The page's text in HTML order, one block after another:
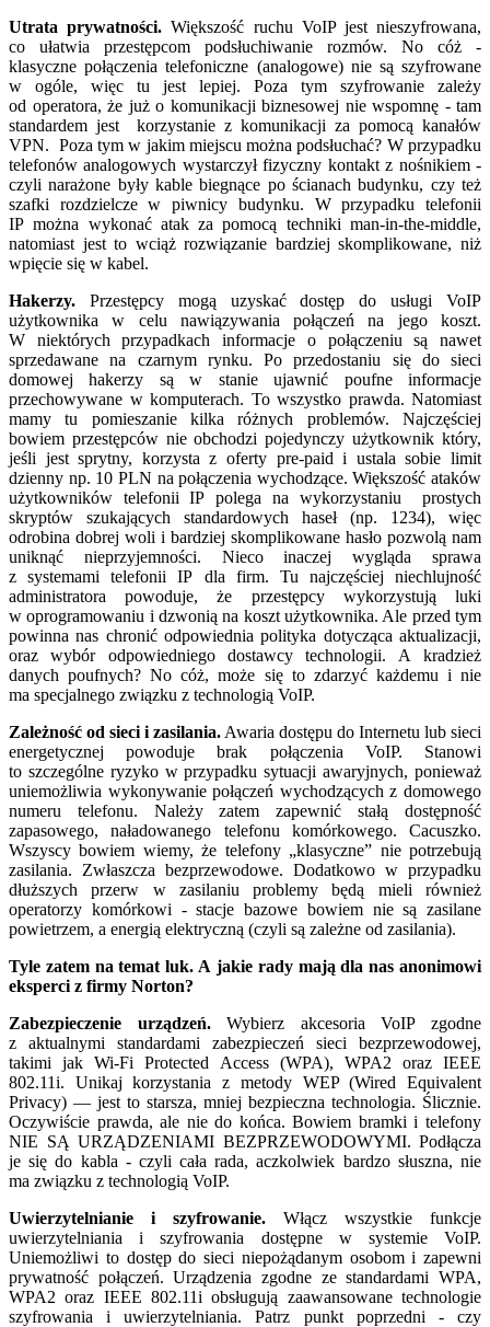
Utrata prywatności. Większość ruchu VoIP jest nieszyfrowana,
co ułatwia przestępcom podsłuchiwanie rozmów. No cóż -
klasyczne połączenia telefoniczne (analogowe) nie są szyfrowane
w ogóle, więc tu jest lepiej. Poza tym szyfrowanie zależy
od operatora, że już o komunikacji biznesowej nie wspomnę - tam
standardem jest korzystanie z komunikacji za pomocą kanałów
VPN. Poza tym w jakim miejscu można podsłuchać? W przypadku
telefonów analogowych wystarczył fizyczny kontakt z nośnikiem -
czyli narażone były kable biegnące po ścianach budynku, czy też
szafki rozdzielcze w piwnicy budynku. W przypadku telefonii
IP można wykonać atak za pomocą techniki man-in-the-middle,
natomiast jest to wciąż rozwiązanie bardziej skomplikowane, niż
wpięcie się w kabel.
Hakerzy. Przestępcy mogą uzyskać dostęp do usługi VoIP
użytkownika w celu nawiązywania połączeń na jego koszt.
W niektórych przypadkach informacje o połączeniu są nawet
sprzedawane na czarnym rynku. Po przedostaniu się do sieci
domowej hakerzy są w stanie ujawnić poufne informacje
przechowywane w komputerach. To wszystko prawda. Natomiast
mamy tu pomieszanie kilka różnych problemów. Najczęściej
bowiem przestępców nie obchodzi pojedynczy użytkownik który,
jeśli jest sprytny, korzysta z oferty pre-paid i ustala sobie limit
dzienny np. 10 PLN na połączenia wychodzące. Większość ataków
użytkowników telefonii IP polega na wykorzystaniu prostych
skryptów szukających standardowych haseł (np. 1234), więc
odrobina dobrej woli i bardziej skomplikowane hasło pozwolą nam
uniknąć nieprzyjemności. Nieco inaczej wygląda sprawa
z systemami telefonii IP dla firm. Tu najczęściej niechlujność
administratora powoduje, że przestępcy wykorzystują luki
w oprogramowaniu i dzwonią na koszt użytkownika. Ale przed tym
powinna nas chronić odpowiednia polityka dotycząca aktualizacji,
oraz wybór odpowiedniego dostawcy technologii. A kradzież
danych poufnych? No cóż, może się to zdarzyć każdemu i nie
ma specjalnego związku z technologią VoIP.
Zależność od sieci i zasilania. Awaria dostępu do Internetu lub sieci
energetycznej powoduje brak połączenia VoIP. Stanowi
to szczególne ryzyko w przypadku sytuacji awaryjnych, ponieważ
uniemożliwia wykonywanie połączeń wychodzących z domowego
numeru telefonu. Należy zatem zapewnić stałą dostępność
zapasowego, naładowanego telefonu komórkowego. Cacuszko.
Wszyscy bowiem wiemy, że telefony „klasyczne” nie potrzebują
zasilania. Zwłaszcza bezprzewodowe. Dodatkowo w przypadku
dłuższych przerw w zasilaniu problemy będą mieli również
operatorzy komórkowi - stacje bazowe bowiem nie są zasilane
powietrzem, a energią elektryczną (czyli są zależne od zasilania).
Tyle zatem na temat luk. A jakie rady mają dla nas anonimowi
eksperci z firmy Norton?
Zabezpieczenie urządzeń.Wybierz akcesoria VoIP zgodne
z aktualnymi standardami zabezpieczeń sieci bezprzewodowej,
takimi jak Wi-Fi Protected Access (WPA), WPA2 oraz IEEE
802.11i. Unikaj korzystania z metody WEP (Wired Equivalent
Privacy) — jest to starsza, mniej bezpieczna technologia. Ślicznie.
Oczywiście prawda, ale nie do końca. Bowiem bramki i telefony
NIE SĄ URZĄDZENIAMI BEZPRZEWODOWYMI. Podłącza
je się do kabla - czyli cała rada, aczkolwiek bardzo słuszna, nie
ma związku z technologią VoIP.
Uwierzytelnianie i szyfrowanie. Włącz wszystkie funkcje
uwierzytelniania i szyfrowania dostępne w systemie VoIP.
Uniemożliwi to dostęp do sieci niepożądanym osobom i zapewni
prywatność połączeń. Urządzenia zgodne ze standardami WPA,
WPA2 oraz IEEE 802.11i obsługują zaawansowane technologie
szyfrowania i uwierzytelniania. Patrz punkt poprzedni - czy